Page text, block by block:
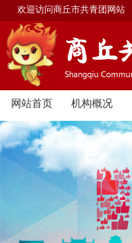
欢迎访问商丘市共青团网站
网站首页 机构概况